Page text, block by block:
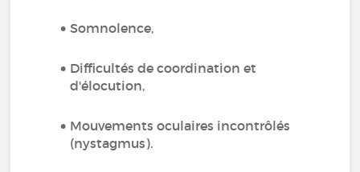
Somnolence,
Difficultés de coordination et
d'élocution,
Mouvements oculaires incontrôlés
(nystagmus).